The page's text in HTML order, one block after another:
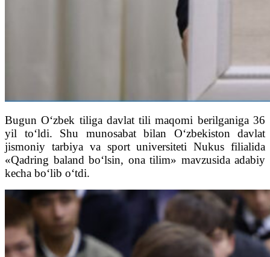
Bugun O‘zbek tiliga davlat tili maqomi berilganiga 36
yil to‘ldi. Shu munosabat bilan O‘zbekiston davlat
jismoniy tarbiya va sport universiteti Nukus filialida
«Qadring baland bo‘lsin, ona tilim» mavzusida adabiy
kecha bo‘lib o‘tdi.